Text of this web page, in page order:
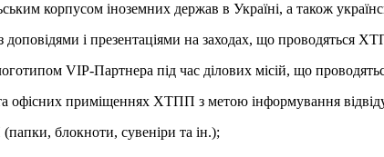
корпусом іноземних держав в Україні, а також
і презентаціями на заходах, що проводяться
VIP-Партнера під час ділових місій, що
приміщеннях ХТПП з метою інформування
блокноти, сувеніри та ін.);